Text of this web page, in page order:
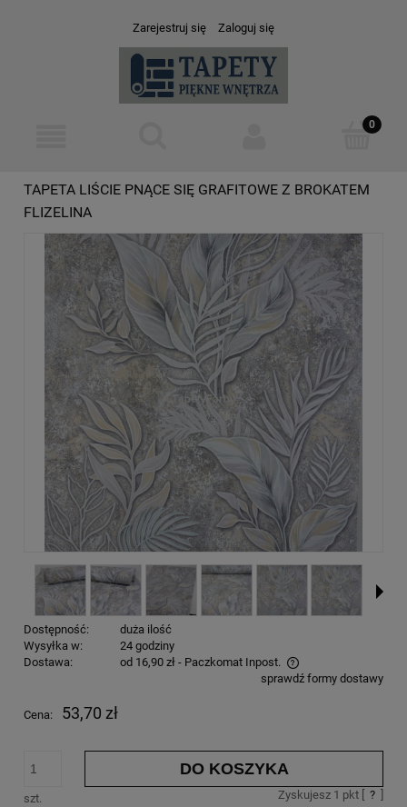
Zarejestruj się Zaloguj się
TAPETA LIŚCIE PNĄCE SIĘ GRAFITOWE Z BROKATEM
FLIZELINA
Dostępność:
duża ilość
Wysyłka w:
24 godziny
Dostawa:
od 16,90 zł - Paczkomat Inpost.
sprawdź formy dostawy
Cena: 53,70 zł
szt.
DO KOSZYKA
Zyskujesz 1 pkt [ ?